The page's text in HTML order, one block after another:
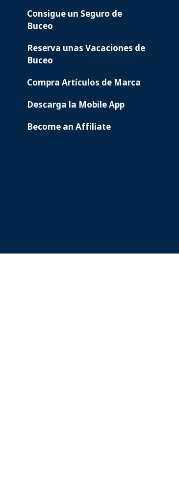
Consigue un Seguro de
Buceo
Reserva unas Vacaciones de
Buceo
Compra Artículos de Marca
Descarga la Mobile App
Become an Affiliate